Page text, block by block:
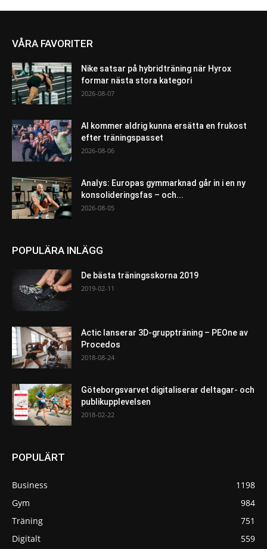
VÅRA FAVORITER
Nike satsar på hybridträning när Hyrox
formar nästa stora kategori
2026-08-07
AI kommer aldrig kunna ersätta en frukost
efter träningspasset
2026-08-06
Analys: Europas gymmarknad går in i en ny
konsolideringsfas – och...
2026-08-05
POPULÄRA INLÄGG
De bästa träningsskorna 2019
2019-02-11
Actic lanserar 3D-gruppträning – PEOne av
Procedos
2018-08-24
Göteborgsvarvet digitaliserar deltagar- och
publikupplevelsen
2018-02-22
POPULÄRT
Business
1198
Gym
984
Träning
751
Digitalt
559